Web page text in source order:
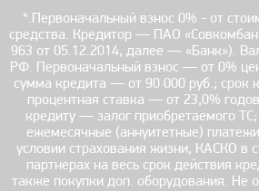
*.Первоначальный взнос 0% - от
средства. Кредитор — ПАО
963 от 05.12.2014, далее — «Банк»).
РФ. Первоначальный взнос — от 0%
сумма кредита — от 90 000 руб.; срок
процентная ставка — от 23,0%
кредиту — залог приобретаемого
ежемесячные (аннуитетные)
условии страхования жизни, КАСКО в
партнерах на весь срок действия
также покупки доп. оборудования. Не